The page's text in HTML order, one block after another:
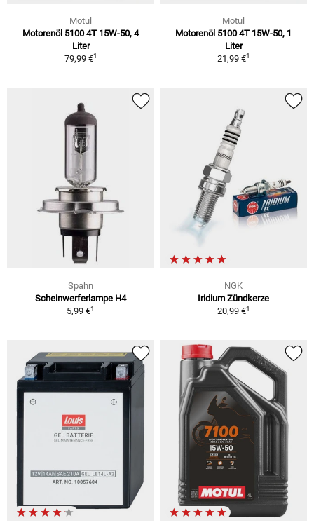
Motul
Motorenöl 5100 4T 15W-50, 4
Liter
79,99 €1
Motul
Motorenöl 5100 4T 15W-50, 1
Liter
21,99 €1
Spahn
Scheinwerferlampe H4
5,99 €1
NGK
Iridium Zündkerze
20,99 €1